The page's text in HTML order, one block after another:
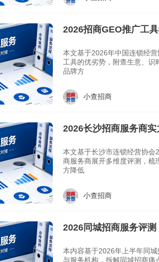
2026招商GEO推广工
本文基于2026年中国连锁经
工具的优劣势，附查生意、
品牌方
小查招商
2026长沙招商服务商
本文基于长沙市连锁经营协
商服务商展开多维度评测，梳
方降低
小查招商
2026同城招商服务评
本内容基于2026年上半年同
与服务机构，拆解同城招商痛